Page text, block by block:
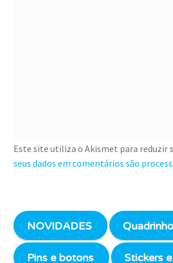
Este site utiliza o Akismet para reduzir
seus dados em comentários são
NOVIDADES
Pins e botons Stickers